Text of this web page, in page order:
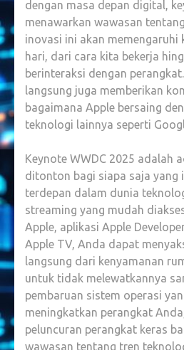
dengan masa depan digital,
menawarkan wawasan
inovasi ini akan memengaruhi
hari, dari cara kita bekerja
berinteraksi dengan
langsung juga memberikan
bagaimana Apple bersaing
teknologi lainnya seperti
Keynote WWDC 2025 adalah
ditonton bagi siapa saja yang
terdepan dalam dunia
streaming yang mudah
Apple, aplikasi Apple
Apple TV, Anda dapat
langsung dari kenyamanan
untuk tidak melewatkannya
pembaruan sistem operasi
meningkatkan perangkat
peluncuran perangkat keras
wawasan tentang tren